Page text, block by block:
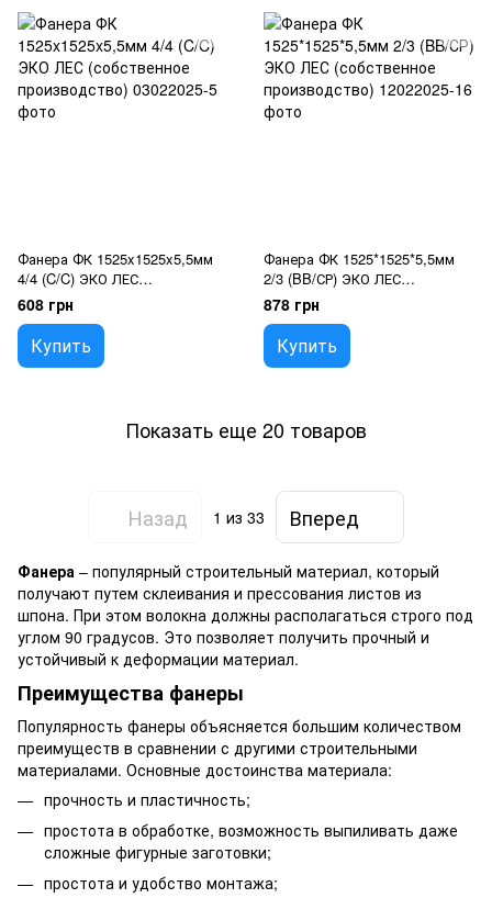
Фанера ФК 1525x1525x5,5мм
4/4 (C/C) ЭКО ЛЕС
(собственное производство)
608 грн
Купить
Фанера ФК 1525*1525*5,5мм
2/3 (BB/СР) ЭКО ЛЕС
(собственное производство)
878 грн
Купить
Показать еще 20 товаров
Назад 1 из 33 Вперед
Фанера – популярный строительный материал, который
получают путем склеивания и прессования листов из
шпона. При этом волокна должны располагаться строго под
углом 90 градусов. Это позволяет получить прочный и
устойчивый к деформации материал.
Преимущества фанеры
Популярность фанеры объясняется большим количеством
преимуществ в сравнении с другими строительными
материалами. Основные достоинства материала:
прочность и пластичность;
простота в обработке, возможность выпиливать даже
сложные фигурные заготовки;
простота и удобство монтажа;